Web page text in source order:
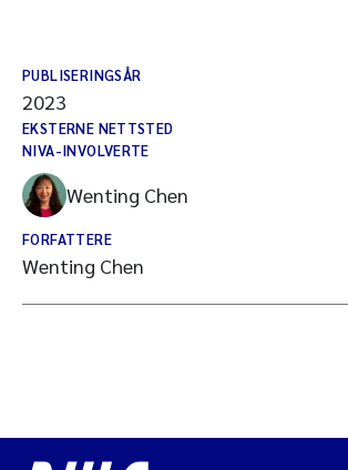
PUBLISERINGSÅR
2023
EKSTERNE NETTSTED
NIVA-INVOLVERTE
Wenting Chen
FORFATTERE
Wenting Chen